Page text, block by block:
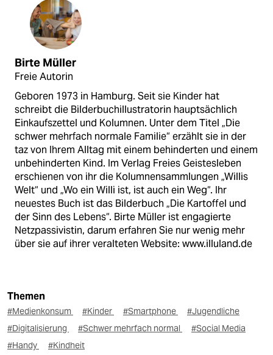
Birte Müller
Freie Autorin
Geboren 1973 in Hamburg. Seit sie Kinder hat
schreibt die Bilderbuchillustratorin hauptsächlich
Einkaufszettel und Kolumnen. Unter dem Titel „Die
schwer mehrfach normale Familie“ erzählt sie in der
taz von Ihrem Alltag mit einem behinderten und einem
unbehinderten Kind. Im Verlag Freies Geistesleben
erschienen von ihr die Kolumnensammlungen „Willis
Welt“ und „Wo ein Willi ist, ist auch ein Weg“. Ihr
neuestes Buch ist das Bilderbuch „Die Kartoffel und
der Sinn des Lebens“. Birte Müller ist engagierte
Netzpassivistin, darum erfahren Sie nur wenig mehr
über sie auf ihrer veralteten Website: www.illuland.de
Themen
#Medienkonsum #Kinder #Smartphone
#Jugendliche
#Digitalisierung
#Schwer mehrfach normal
#Social Media
#Handy
#Kindheit